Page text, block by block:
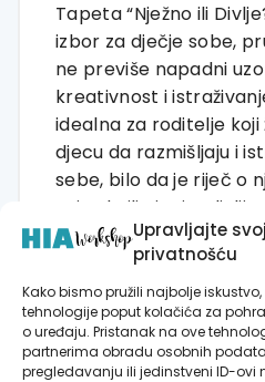
Upravljajte
privatnošću
Kako bismo pružili najbolje
tehnologije poput kolačića za
o uređaju. Pristanak na ove
partnerima obradu osobnih
pregledavanju ili jedinstveni ID-ovi
Tapeta “Nježno ili
izbor za dječje sobe,
ne previše napadni
kreativnost i
idealna za roditelje
djecu da razmišljaju i
sebe, bilo da je riječ o
prirode ili njenim
RECENZIJE